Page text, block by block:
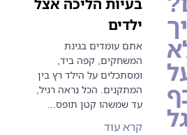
בעיות הליכה אצל
ילדים
אתם עומדים בגינת
המשחקים, קפה ביד,
ומסתכלים על הילד רץ בין
המתקנים. הכל נראה רגיל,
עד שמשהו קטן תופס...
קרא עוד